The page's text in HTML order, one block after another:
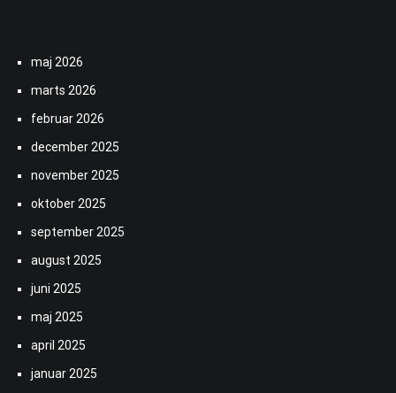
maj 2026
marts 2026
februar 2026
december 2025
november 2025
oktober 2025
september 2025
august 2025
juni 2025
maj 2025
april 2025
januar 2025